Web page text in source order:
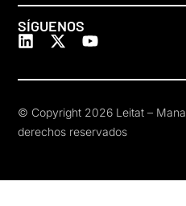
SÍGUENOS
© Copyright 2026 Leitat –
derechos reservados